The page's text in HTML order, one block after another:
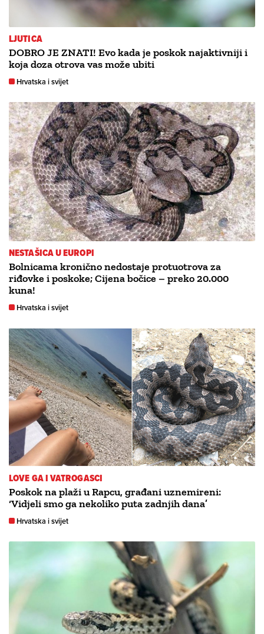
LJUTICA
DOBRO JE ZNATI! Evo kada je poskok najaktivniji i
koja doza otrova vas može ubiti
Hrvatska i svijet
NESTAŠICA U EUROPI
Bolnicama kronično nedostaje protuotrova za
riđovke i poskoke; Cijena bočice – preko 20.000
kuna!
Hrvatska i svijet
LOVE GA I VATROGASCI
Poskok na plaži u Rapcu, građani uznemireni:
‘Vidjeli smo ga nekoliko puta zadnjih dana’
Hrvatska i svijet